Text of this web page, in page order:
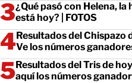
¿Qué pasó con Helena,
está hoy? | FOTOS
Resultados del Chispazo
Ve los números
Resultados del Tris de
aquí los números